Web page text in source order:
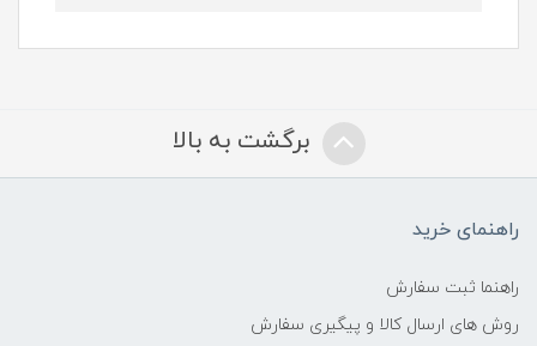
برگشت به بالا
راهنمای خرید
راهنما ثبت سفارش
روش های ارسال کالا و پیگیری سفارش